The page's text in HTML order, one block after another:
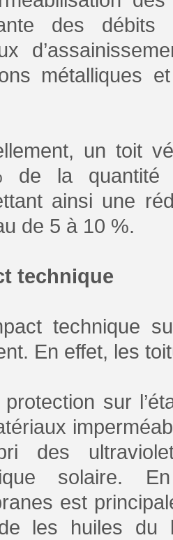
des débits
métalliques
un toit
de la quantité
ainsi une
de 5 à 10 %.
technique
technique
En effet, les
protection sur
des
solaire.
est
les huiles du